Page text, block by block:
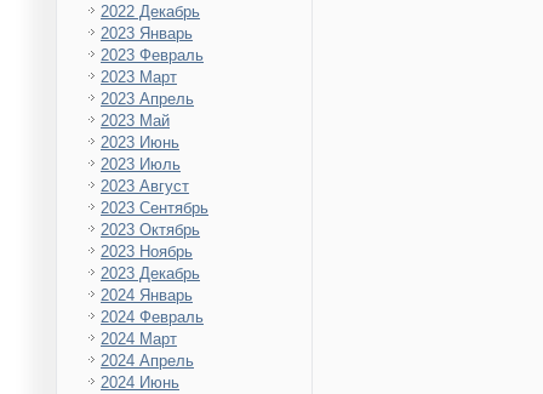
2022 Декабрь
2023 Январь
2023 Февраль
2023 Март
2023 Апрель
2023 Май
2023 Июнь
2023 Июль
2023 Август
2023 Сентябрь
2023 Октябрь
2023 Ноябрь
2023 Декабрь
2024 Январь
2024 Февраль
2024 Март
2024 Апрель
2024 Июнь